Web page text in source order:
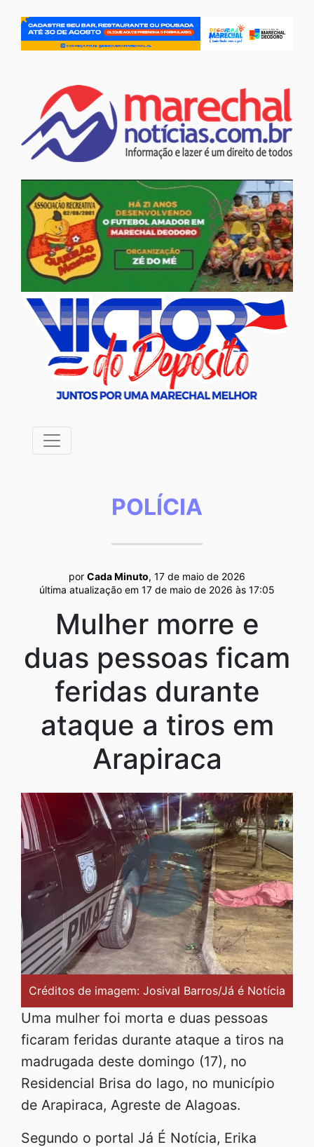
POLÍCIA
por Cada Minuto, 17 de maio de 2026
última atualização em 17 de maio de 2026 às 17:05
Mulher morre e
duas pessoas ficam
feridas durante
ataque a tiros em
Arapiraca
Créditos de imagem: Josival Barros/Já é Notícia
Uma mulher foi morta e duas pessoas
ficaram feridas durante ataque a tiros na
madrugada deste domingo (17), no
Residencial Brisa do lago, no município
de Arapiraca, Agreste de Alagoas.
Segundo o portal Já É Notícia, Erika